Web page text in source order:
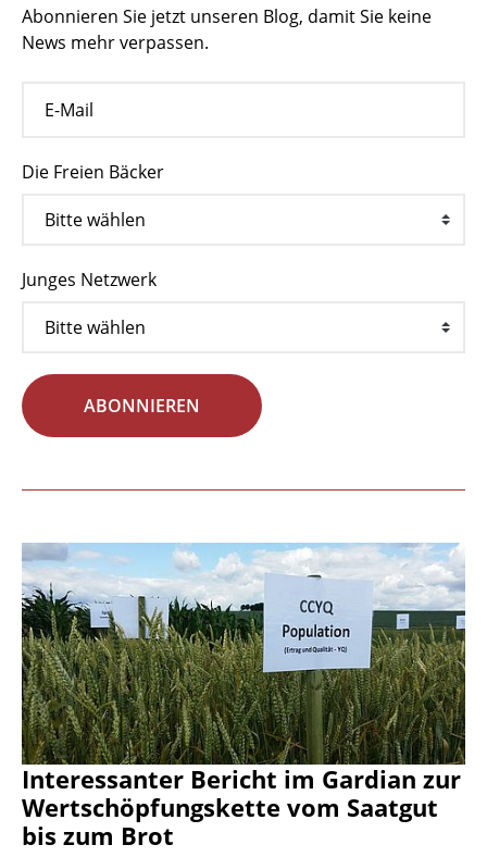
Abonnieren Sie jetzt unseren Blog, damit Sie keine
News mehr verpassen.
Die Freien Bäcker
Junges Netzwerk
ABONNIEREN
Interessanter Bericht im Gardian zur
Wertschöpfungskette vom Saatgut
bis zum Brot